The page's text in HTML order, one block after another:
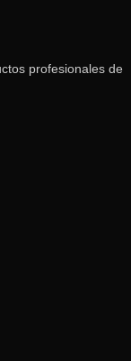
profesionales de